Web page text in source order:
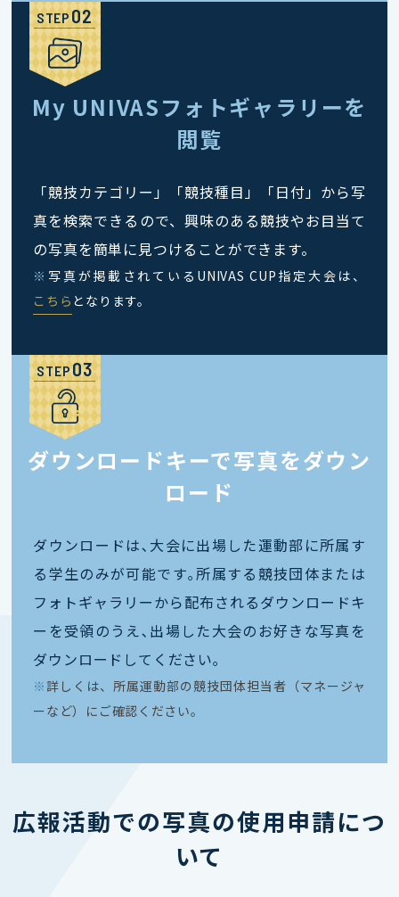
STEP
My UNIVASフォトギャラリーを
閲覧
「競技カテゴリー」「競技種目」「日付」から写
真を検索できるので、興味のある競技やお目当て
の写真を簡単に見つけることができます。
※ 写真が掲載されているUNIVAS CUP指定大会は、
こちら となります。
STEP
ダウンロードキーで写真をダウン
ロード
ダウンロードは､大会に出場した運動部に所属す
る学生のみが可能です｡所属する競技団体または
フォトギャラリーから配布されるダウンロードキ
ーを受領のうえ､出場した大会のお好きな写真を
ダウンロードしてください｡
※ 詳しくは、所属運動部の競技団体担当者（マネージャ
ーなど）にご確認ください。
広報活動での写真の使用申請につ
いて